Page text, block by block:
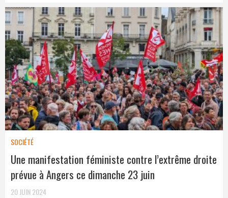
SOCIÉTÉ
Une manifestation féministe contre l’extrême droite
prévue à Angers ce dimanche 23 juin
20 JUIN 2024